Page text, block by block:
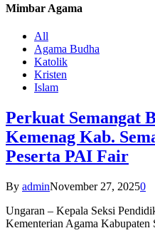
Mimbar Agama
All
Agama Budha
Katolik
Kristen
Islam
Perkuat Semangat
Kemenag Kab.
Peserta PAI Fair
By adminNovember 27, 20250
Ungaran – Kepala Seksi
Kementerian Agama